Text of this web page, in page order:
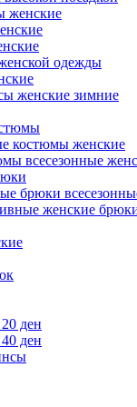
женские
одежды
женские зимние
костюмы женские
всесезонные
брюки
женские
ден
ден